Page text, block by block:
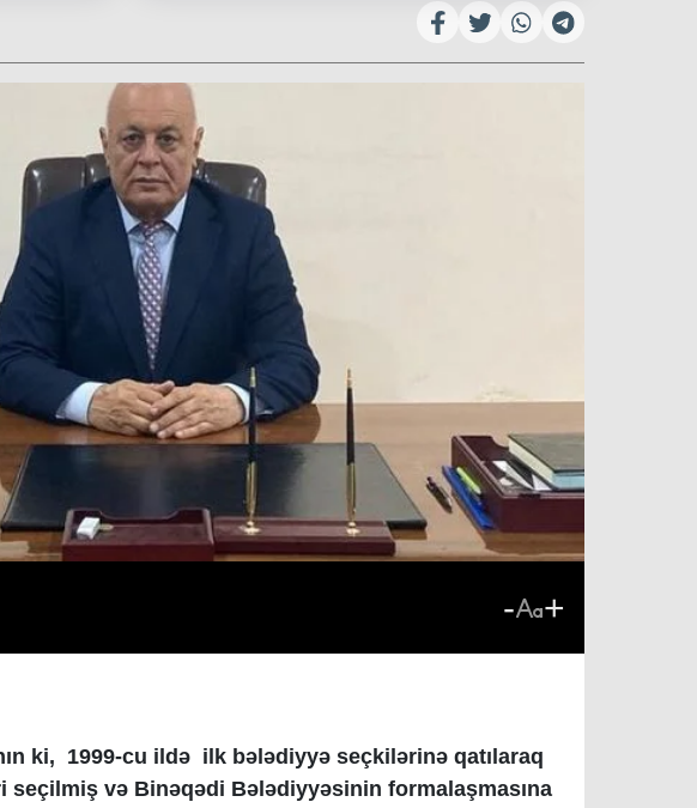
- +
ki, 1999-cu ildə ilk bələdiyyə seçkilərinə qatılaraq
seçilmiş və Binəqədi Bələdiyyəsinin formalaşmasına